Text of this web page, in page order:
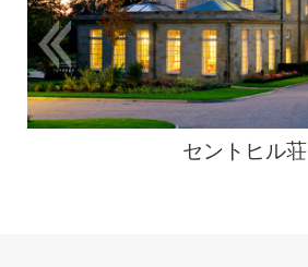
セントヒル荘